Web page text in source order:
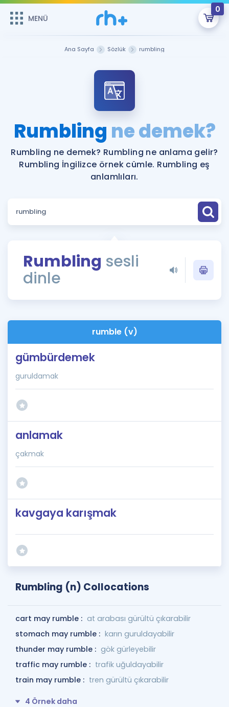
MENÜ
0
Şifremi Hatırlamıyorum
ÜYE DEĞİLİM
Sepetin Şu An Boş.
Remzi Hoca ile seni sınava hazırlayacak onlarca eğitim seni
bekliyor!
MENÜ
Katılımcı Görüşleri
Faydalı Araçlar
Sözlük
Rehberlik Aracı
ÖSYM Sınav Takvimi
İngilizce Gramer
Hakkımızda
Ana Sayfa Sözlük rumbling
Rumbling ne demek?
Rumbling ne demek? Rumbling ne anlama gelir?
Rumbling İngilizce örnek cümle. Rumbling eş
anlamlıları.
Rumbling sesli
dinle
rumble (v)
gümbürdemek
guruldamak
anlamak
çakmak
kavgaya karışmak
Rumbling (n) Collocations
cart may rumble : at arabası gürültü çıkarabilir
stomach may rumble : karın guruldayabilir
thunder may rumble : gök gürleyebilir
traffic may rumble : trafik uğuldayabilir
train may rumble : tren gürültü çıkarabilir
4 Örnek daha